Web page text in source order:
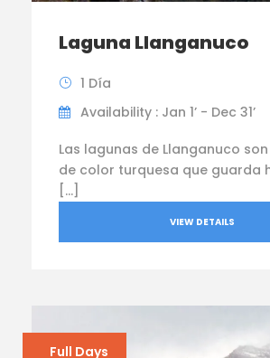
Laguna Llanganuco
1 Día
Availability : Jan 1’ - Dec 31’
Las lagunas de Llanganuco
de color turquesa que guarda
[…]
VIEW DETAILS
Full Days